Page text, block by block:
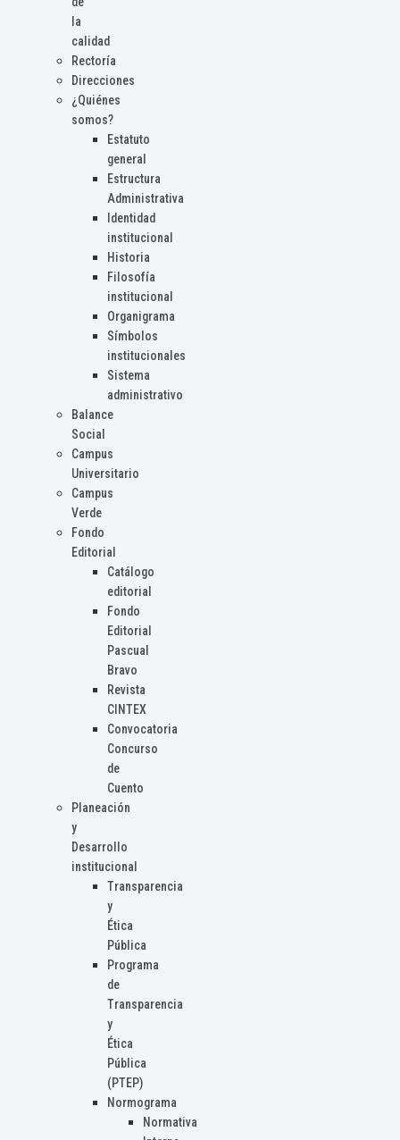
la
calidad
Rectoría
Direcciones
¿Quiénes
somos?
Estatuto
general
Estructura
Administrativa
Identidad
institucional
Historia
Filosofía
institucional
Organigrama
Símbolos
institucionales
Sistema
administrativo
Balance
Social
Campus
Universitario
Campus
Verde
Fondo
Editorial
Catálogo
editorial
Fondo
Editorial
Pascual
Bravo
Revista
CINTEX
Convocatoria
Concurso
de
Cuento
Planeación
y
Desarrollo
institucional
Transparencia
y
Ética
Pública
Programa
de
Transparencia
y
Ética
Pública
(PTEP)
Normograma
Normativa